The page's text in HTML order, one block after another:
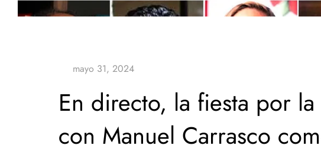
En directo, la fiesta por
con Manuel Carrasco